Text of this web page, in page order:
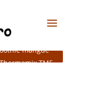
mangue
TM5